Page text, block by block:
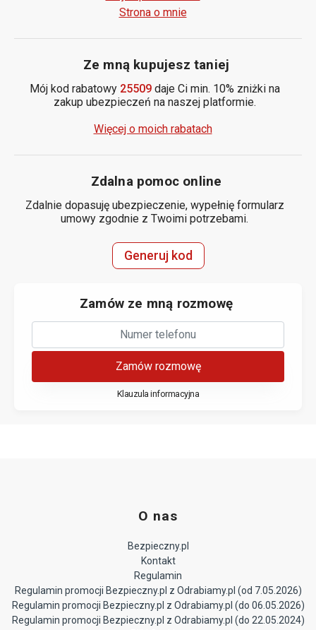
Strona o mnie
Ze mną kupujesz taniej
Mój kod rabatowy 25509daje Ci min. 10% zniżki na
zakup ubezpieczeń na naszej platformie.
Więcej o moich rabatach
Zdalna pomoc online
Zdalnie dopasuję ubezpieczenie, wypełnię formularz
umowy zgodnie z Twoimi potrzebami.
Generuj kod
Zamów ze mną rozmowę
Zamów rozmowę
Klauzula informacyjna
O nas
Bezpieczny.pl
Kontakt
Regulamin
Regulamin promocji Bezpieczny.pl z Odrabiamy.pl (od 7.05.2026)
Regulamin promocji Bezpieczny.pl z Odrabiamy.pl (do 06.05.2026)
Regulamin promocji Bezpieczny.pl z Odrabiamy.pl (do 22.05.2024)